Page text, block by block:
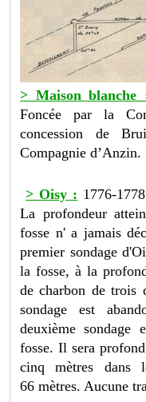
> Maison blanche
Foncée par la
concession de
Compagnie d’Anzin.
> Oisy : 1776-
La profondeur
fosse n' a jamais
premier sondage
la fosse, à la
de charbon de trois
sondage est
deuxième
fosse. Il sera
cinq mètres dans
66 mètres. Aucune